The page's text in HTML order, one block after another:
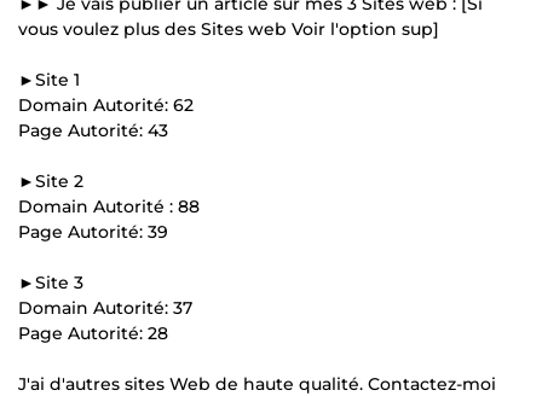
vous voulez plus des Sites web Voir l'option sup]
►Site 1
Domain Autorité: 62
Page Autorité: 43
►Site 2
Domain Autorité : 88
Page Autorité: 39
►Site 3
Domain Autorité: 37
Page Autorité: 28
J'ai d'autres sites Web de haute qualité. Contactez-moi